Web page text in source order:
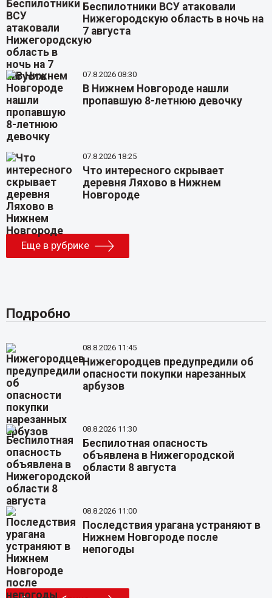
Беспилотники ВСУ атаковали
Нижегородскую область в ночь на
7 августа
07.8.2026 08:30
В Нижнем Новгороде нашли
пропавшую 8-летнюю девочку
07.8.2026 18:25
Что интересного скрывает
деревня Ляхово в Нижнем
Новгороде
Еще в рубрике
Подробно
08.8.2026 11:45
Нижегородцев предупредили об
опасности покупки нарезанных
арбузов
08.8.2026 11:30
Беспилотная опасность
объявлена в Нижегородской
области 8 августа
08.8.2026 11:00
Последствия урагана устраняют в
Нижнем Новгороде после
непогоды